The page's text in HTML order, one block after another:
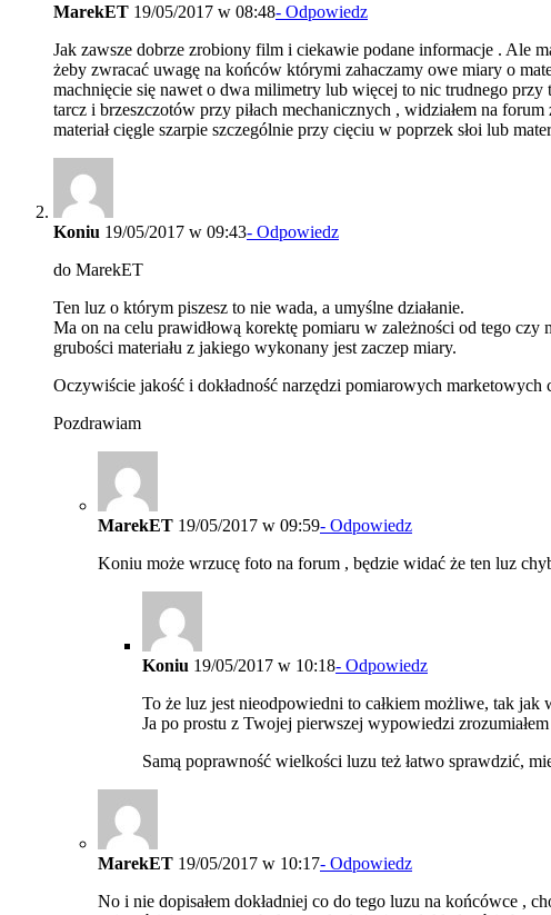
MarekET 19/05/2017 w 08:48- Odpowiedz
Jak zawsze dobrze zrobiony film i ciekawie podane informacje . Ale
żeby zwracać uwagę na końców którymi zahaczamy owe miary o
machnięcie się nawet o dwa milimetry lub więcej to nic trudnego
tarcz i brzeszczotów przy piłach mechanicznych , widziałem na
materiał cięgle szarpie szczególnie przy cięciu w poprzek słoi lub
Koniu 19/05/2017 w 09:43- Odpowiedz
do MarekET
Ten luz o którym piszesz to nie wada, a umyślne działanie.
Ma on na celu prawidłową korektę pomiaru w zależności od tego czy
grubości materiału z jakiego wykonany jest zaczep miary.
Oczywiście jakość i dokładność narzędzi pomiarowych
Pozdrawiam
MarekET 19/05/2017 w 09:59- Odpowiedz
Koniu może wrzucę foto na forum , będzie widać że ten luz
Koniu 19/05/2017 w 10:18- Odpowiedz
To że luz jest nieodpowiedni to całkiem możliwe, tak jak
Ja po prostu z Twojej pierwszej wypowiedzi
Samą poprawność wielkości luzu też łatwo sprawdzić,
MarekET 19/05/2017 w 10:17- Odpowiedz
No i nie dopisałem dokładniej co do tego luzu na końcówce ,